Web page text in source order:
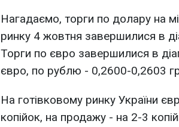
Нагадаємо, торги по долару на
ринку 4 жовтня завершилися в
Торги по євро завершилися в
євро, по рублю - 0,2600-0,2603
На готівковому ринку України
копійок, на продажу - на 2-3